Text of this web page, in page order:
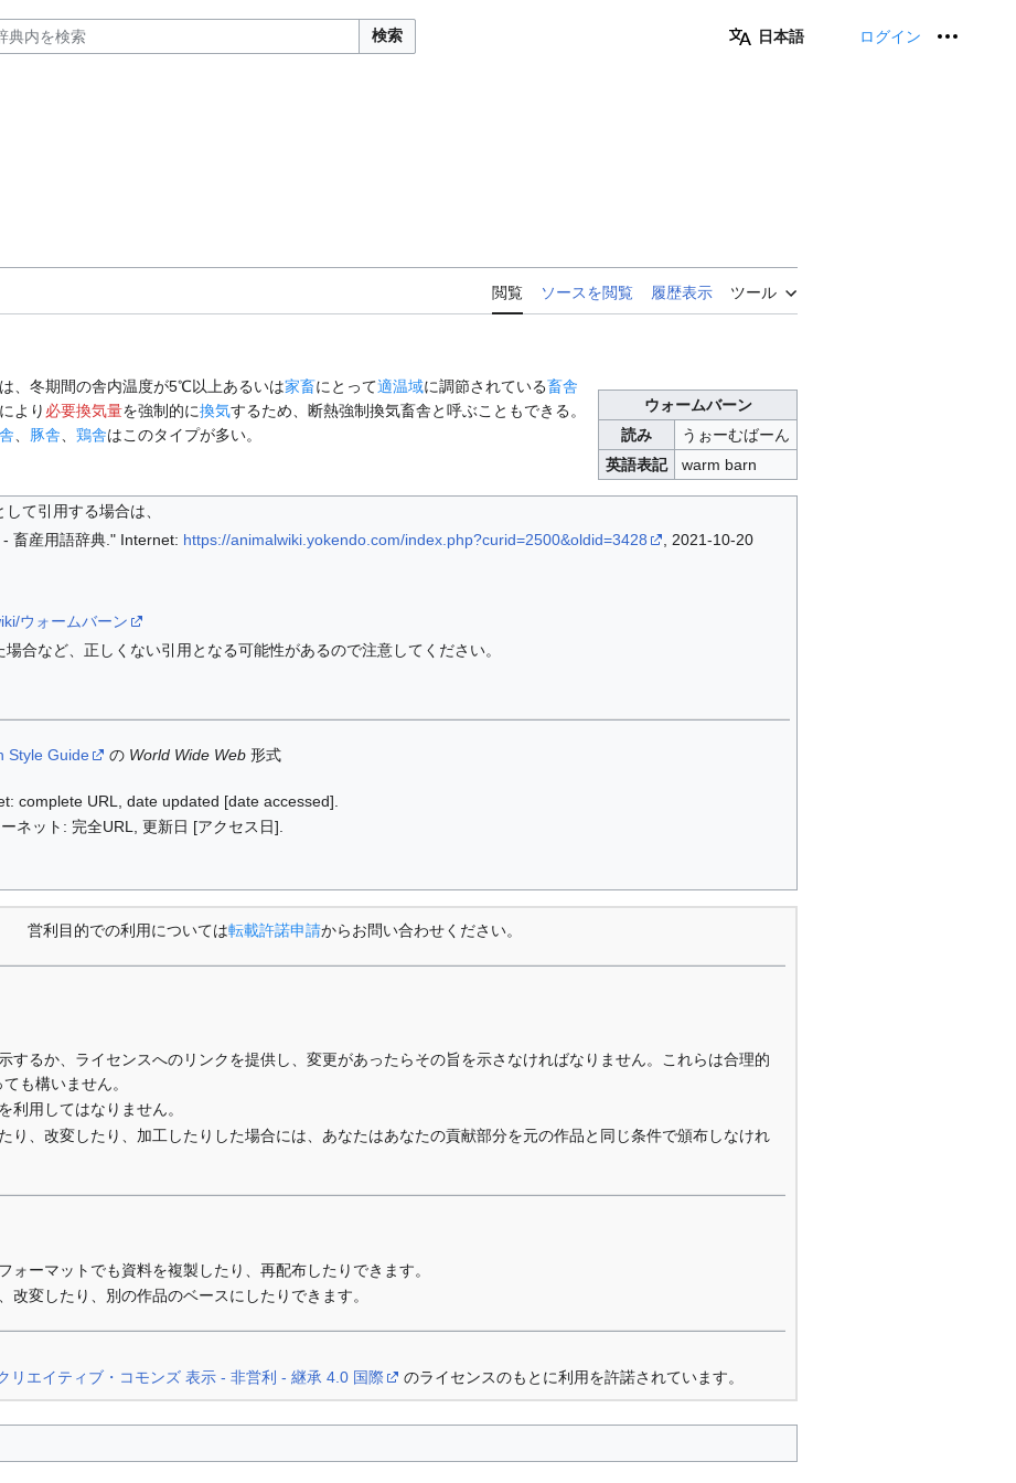
検索 日本語 ログイン
閲覧 ソースを閲覧 履歴表示 ツール
ウォームバーン
読み
うぉーむばーん
英語表記
warm barn
は、冬期間の舎内温度が5℃以上あるいは家畜にとって適温域に調節されている畜舎
より 必要換気量を強制的に換気するため、断熱強制換気畜舎と呼ぶこともできる。
豚舎 鶏舎はこのタイプが多い。
て引用する場合は、
畜産用語辞典." Internet: https://animalwiki.yokendo.com/index.php?curid=2500&oldid=3428
, 2021-10-20
ウォームバーン
合など、正しくない引用となる可能性があるので注意してください。
Style Guide の World Wide Web 形式
complete URL, date updated [date accessed].
ネット: 完全URL, 更新日 [アクセス日].
営利目的での利用については転載許諾申請からお問い合わせください。
するか、ライセンスへのリンクを提供し、変更があったらその旨を示さなければなりません。これらは合理的
も構いません。
用してはなりません。
り、改変したり、加工したりした場合には、あなたはあなたの貢献部分を元の作品と同じ条件で頒布しなけれ
ーマットでも資料を複製したり、再配布したりできます。
変したり、別の作品のベースにしたりできます。
リエイティブ・コモンズ 表示 - 非営利 - 継承 4.0 国際 のライセンスのもとに利用を許諾されています。